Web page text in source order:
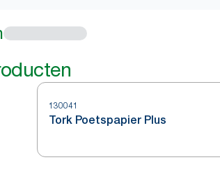
130041
Tork Poetspapier Plus